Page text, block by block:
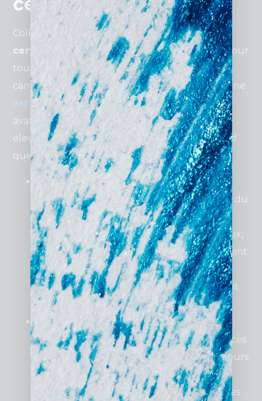
Collaborer avec une agence Google Ads
certifiée
à Lyon est une décision stratégique pour
toute entreprise cherchant à optimiser ses
campagnes publicitaires. Ces agences offrent une
expertise reconnue
et un accès à des outils
avancés qui garantissent des performances
élevées, même dans un marché aussi compétitif
que celui de Lyon.
Expertise locale et internationale: Une
agence certifiée comprend les spécificités du
marché lyonnais, où cohabitent grandes
entreprises industrielles, commerces locaux,
et start-ups innovantes. Elle peut également
adapter vos campagnes pour des cibles
nationales ou internationales, en exploitant
des données de marché précises.
Accès à des fonctionnalités exclusives :
Les agences certifiées bénéficient d’un accès
anticipé aux outils et fonctionnalités en cours
de développement par Google, leur
permettant de tester et d’implémenter des